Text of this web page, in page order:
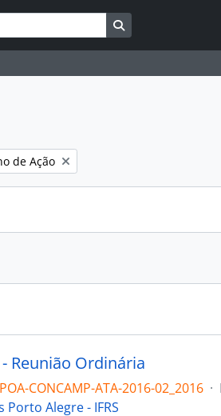
Search in browse
filter:
de Ação
Reunião Ordinária
CONCAMP-ATA-2016-02_2016 ·
Porto Alegre - IFRS